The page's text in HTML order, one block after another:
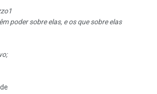
poder sobre elas, e os que sobre elas